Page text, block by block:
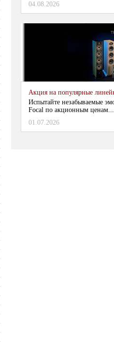
04.08.2026
Акция на популярные
Испытайте незабываемые
Focal по акционным
01.07.2026